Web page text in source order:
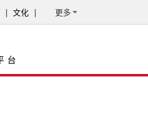
文化 更多
台